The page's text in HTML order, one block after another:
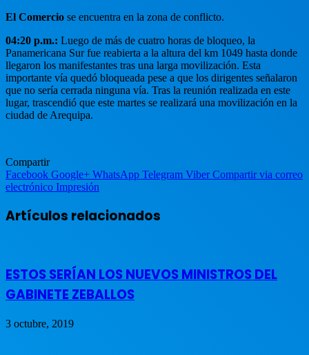
El Comercio se encuentra en la zona de conflicto.
04:20 p.m.: Luego de más de cuatro horas de bloqueo, la
Panamericana Sur fue reabierta a la altura del km 1049 hasta donde
llegaron los manifestantes tras una larga movilización. Esta
importante vía quedó bloqueada pese a que los dirigentes señalaron
que no sería cerrada ninguna vía. Tras la reunión realizada en este
lugar, trascendió que este martes se realizará una movilización en la
ciudad de Arequipa.
Compartir
Facebook Google+ WhatsApp Telegram Viber Compartir via correo
electrónico Impresión
Artículos relacionados
ESTOS SERÍAN LOS NUEVOS MINISTROS DEL
GABINETE ZEBALLOS
3 octubre, 2019